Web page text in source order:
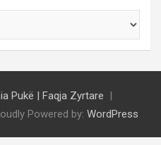
Pukë | Faqja Zyrtare
Powered by: WordPress